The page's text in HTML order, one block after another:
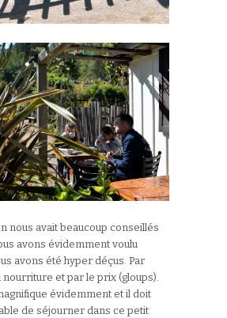
nous avait beaucoup conseillés
avons évidemment voulu
avons été hyper déçus. Par
nourriture et par le prix (gloups).
évidemment et il doit
de séjourner dans ce petit